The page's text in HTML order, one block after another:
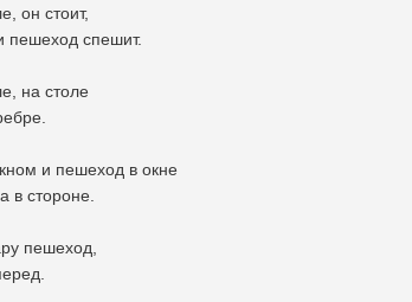
он стоит,
пешеход спешит.
на столе
и пешеход в окне
в стороне.
пешеход,